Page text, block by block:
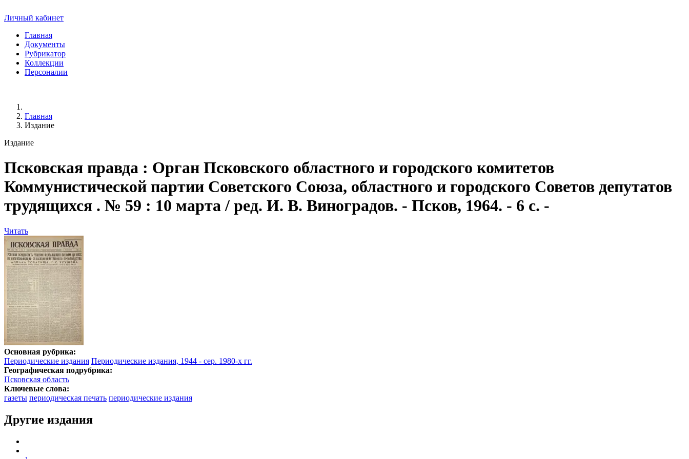
Личный кабинет
Главная
Документы
Рубрикатор
Коллекции
Персоналии
Главная
Издание
Издание
Псковская правда : Орган Псковского областного и городского комитетов
Коммунистической партии Советского Союза, областного и городского Советов депутатов
трудящихся . № 59 : 10 марта / ред. И. В. Виноградов. - Псков, 1964. - 6 с. -
Читать
Основная рубрика:
Периодические издания Периодические издания, 1944 - сер. 1980-х гг.
Географическая подрубрика:
Псковская область
Ключевые слова:
газеты периодическая печать периодические издания
Другие издания